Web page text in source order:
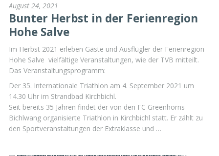
August 24, 2021
Bunter Herbst in der Ferienregion
Hohe Salve
Im Herbst 2021 erleben Gäste und Ausflügler der Ferienregion
Hohe Salve vielfältige Veranstaltungen, wie der TVB mitteilt.
Das Veranstaltungsprogramm:
Der 35. Internationale Triathlon am 4. September 2021 um
14.30 Uhr im Strandbad Kirchbichl.
Seit bereits 35 Jahren findet der von den FC Greenhorns
Bichlwang organisierte Triathlon in Kirchbichl statt. Er zählt zu
den Sportveranstaltungen der Extraklasse und …